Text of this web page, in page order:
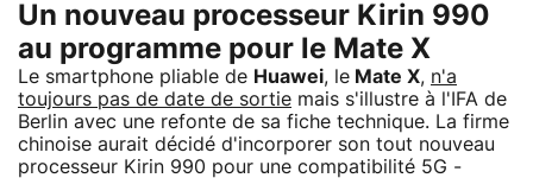
Un nouveau processeur Kirin 990
au programme pour le Mate X
Le smartphone pliable de Huawei, le Mate X, n'a
toujours pas de date de sortie mais s'illustre à l'IFA de
Berlin avec une refonte de sa fiche technique. La firme
chinoise aurait décidé d'incorporer son tout nouveau
processeur Kirin 990 pour une compatibilité 5G -